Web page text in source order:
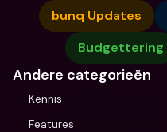
bunq Updates
Budgettering
Andere categorieën
Kennis
Features